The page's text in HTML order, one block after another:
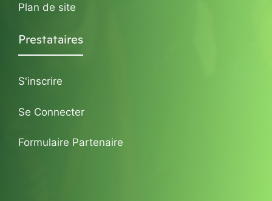
Plan de site
Prestataires
S'inscrire
Se Connecter
Formulaire Partenaire